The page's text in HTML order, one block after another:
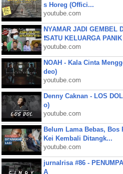
s Horeg (Offici...
youtube.com
NYAMAR JADI GEMBEL
❗SATU KELUARGA PANIK
youtube.com
NOAH - Kala Cinta
deo)
youtube.com
Denny Caknan - LOS
o)
youtube.com
Belum Lama Bebas, Bos
Kei Kembali Ditangk...
youtube.com
jurnalrisa #86 -
A